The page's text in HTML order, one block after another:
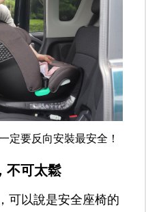
定要反向安裝最安全！
不可太鬆
可以說是安全座椅的